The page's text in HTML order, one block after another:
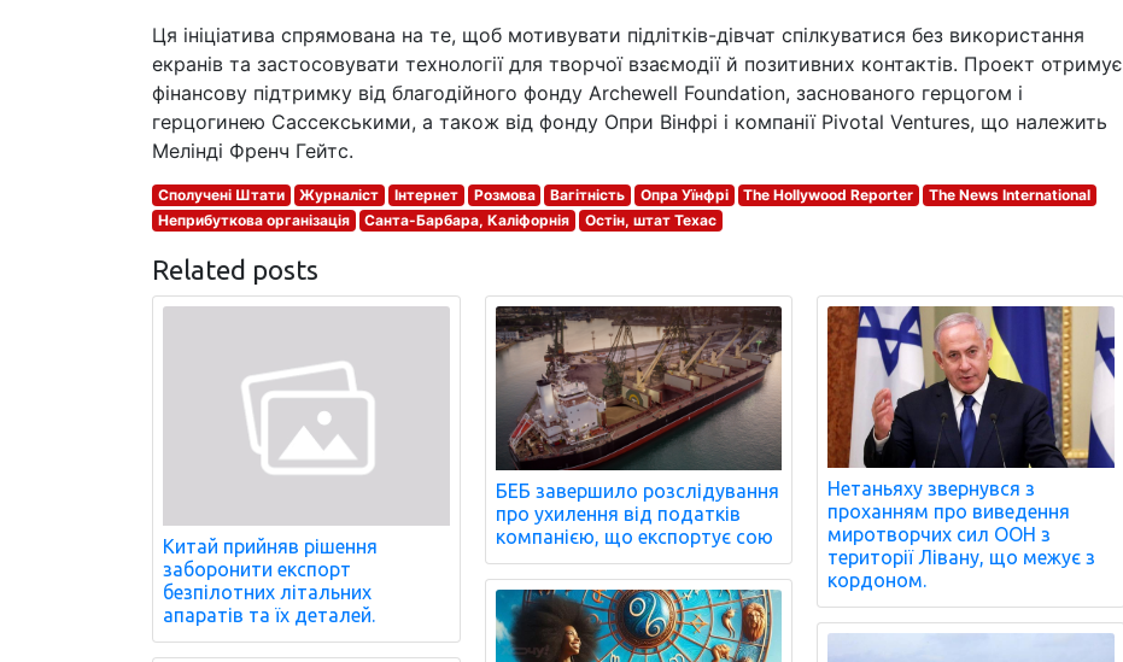
Ця ініціатива спрямована на те, щоб мотивувати підлітків-дівчат спілкуватися без використання
екранів та застосовувати технології для творчої взаємодії й позитивних контактів. Проект отримує
фінансову підтримку від благодійного фонду Archewell Foundation, заснованого герцогом і
герцогинею Сассекськими, а також від фонду Опри Вінфрі і компанії Pivotal Ventures, що належить
Мелінді Френч Гейтс.
Сполучені Штати Журналіст Інтернет Розмова Вагітність Опра Уїнфрі The Hollywood Reporter
The News International
Неприбуткова організація
Санта-Барбара, Каліфорнія Остін, штат Техас
Related posts
Китай прийняв рішення
заборонити експорт
безпілотних літальних
апаратів та їх деталей.
БЕБ завершило розслідування
про ухилення від податків
компанією, що експортує сою
Нетаньяху звернувся з
проханням про виведення
миротворчих сил ООН з
території Лівану, що межує з
кордоном.